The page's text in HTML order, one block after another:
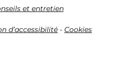
et entretien
d’accessibilité - Cookies